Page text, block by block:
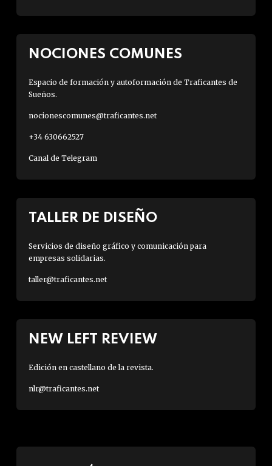
NOCIONES COMUNES
Espacio de formación y autoformación de Traficantes de
Sueños.
nocionescomunes@traficantes.net
+34 630662527
Canal de Telegram
TALLER DE DISEÑO
Servicios de diseño gráfico y comunicación para
empresas solidarias.
taller@traficantes.net
NEW LEFT REVIEW
Edición en castellano de la revista.
nlr@traficantes.net